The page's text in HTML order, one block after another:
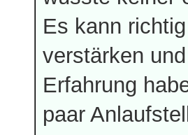
Es kann
verstärken
Erfahrung
paar